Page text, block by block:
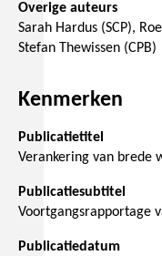
Overige auteurs
Sarah Hardus (SCP)
Stefan Thewissen (CPB)
Kenmerken
Publicatietitel
Verankering van brede
Publicatiesubtitel
Voortgangsrapportage
Publicatiedatum